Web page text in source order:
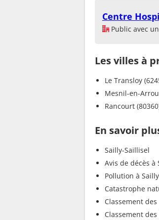
Centre
Public avec
Les villes à
Le Transloy
Mesnil-en-
Rancourt
En savoir
Sailly-Saillisel
Avis de décès à
Pollution à
Catastrophe
Classement
Classement